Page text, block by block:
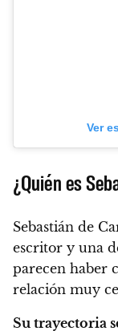
Ver
¿Quién es
Sebastián de
escritor y una
parecen haber
relación muy
Su trayectoria